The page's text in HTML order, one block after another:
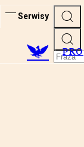
Serwisy
PRO